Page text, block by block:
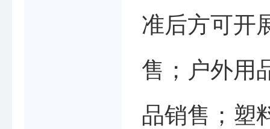
准后方可开
售；户外用
品销售；塑